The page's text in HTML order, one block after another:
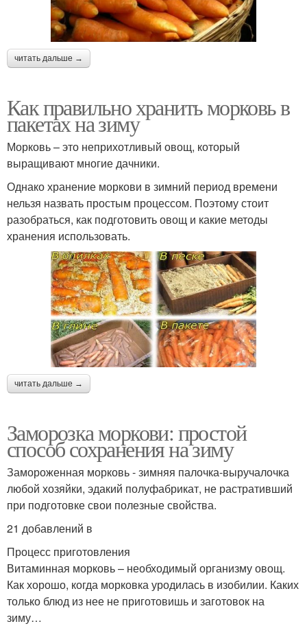
читать дальше →
Как правильно хранить морковь в
пакетах на зиму
Морковь – это неприхотливый овощ, который
выращивают многие дачники.
Однако хранение моркови в зимний период времени
нельзя назвать простым процессом. Поэтому стоит
разобраться, как подготовить овощ и какие методы
хранения использовать.
читать дальше →
Заморозка моркови: простой
способ сохранения на зиму
Замороженная морковь - зимняя палочка-выручалочка
любой хозяйки, эдакий полуфабрикат, не растративший
при подготовке свои полезные свойства.
21 добавлений в
Процесс приготовления
Витаминная морковь – необходимый организму овощ.
Как хорошо, когда морковка уродилась в изобилии. Каких
только блюд из нее не приготовишь и заготовок на
зиму…